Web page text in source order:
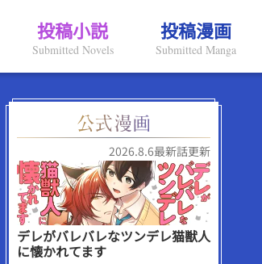
投稿小説
Submitted Novels
投稿漫画
Submitted Manga
2026.8.6最新話更新
デレがバレバレなツンデレ猫獣人
に懐かれてます